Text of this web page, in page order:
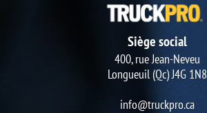
Siège social
400, rue Jean-Neveu
Longueuil (Qc) J4G 1N8
info@truckpro.ca